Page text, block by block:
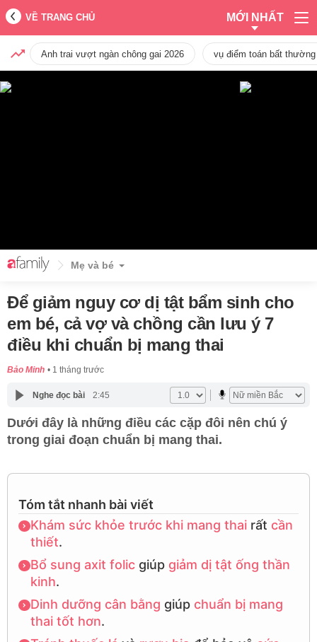
VỀ TRANG CHỦ MỚI NHẤT
Anh trai vượt ngàn chông gai 2026 vụ điểm toán bất
Mẹ và bé
Để giảm nguy cơ dị tật bẩm sinh cho
em bé, cả vợ và chồng cần lưu ý 7
điều khi chuẩn bị mang thai
Bảo Minh 1 tháng trước
Nghe đọc bài 2:45
Dưới đây là những điều các cặp đôi nên chú ý
trong giai đoạn chuẩn bị mang thai.
Tóm tắt nhanh bài viết
Khám sức khỏe trước khi mang thairất cần
thiết.
Bổ sung axit folicgiúp giảm dị tật ống thần
kinh.
Dinh dưỡng cân bằng giúp chuẩn bị mang
thai tốt hơn.